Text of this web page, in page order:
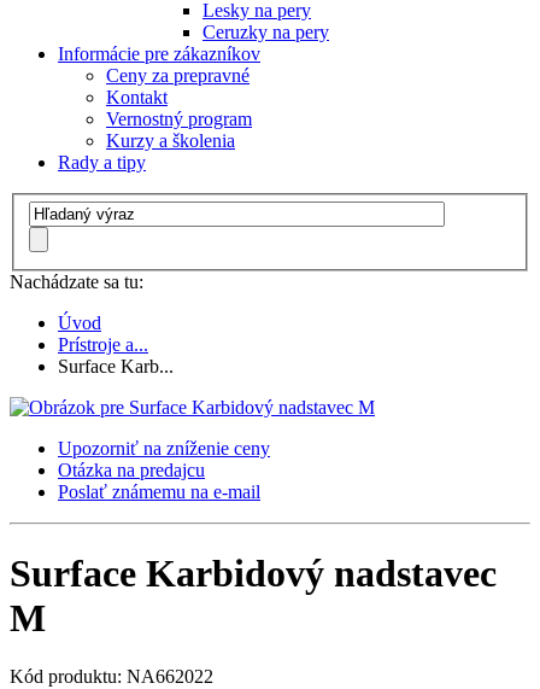
Lesky na pery
Ceruzky na pery
Informácie pre zákazníkov
Ceny za prepravné
Kontakt
Vernostný program
Kurzy a školenia
Rady a tipy
Nachádzate sa tu:
Úvod
Prístroje a...
Surface Karb...
Upozorniť na zníženie ceny
Otázka na predajcu
Poslať známemu na e-mail
Surface Karbidový nadstavec
M
Kód produktu: NA662022